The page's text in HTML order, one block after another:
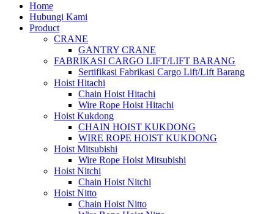
Home
Hubungi Kami
Product
CRANE
GANTRY CRANE
FABRIKASI CARGO LIFT/LIFT BARANG
Sertifikasi Fabrikasi Cargo Lift/Lift Barang
Hoist Hitachi
Chain Hoist Hitachi
Wire Rope Hoist Hitachi
Hoist Kukdong
CHAIN HOIST KUKDONG
WIRE ROPE HOIST KUKDONG
Hoist Mitsubishi
Wire Rope Hoist Mitsubishi
Hoist Nitchi
Chain Hoist Nitchi
Hoist Nitto
Chain Hoist Nitto